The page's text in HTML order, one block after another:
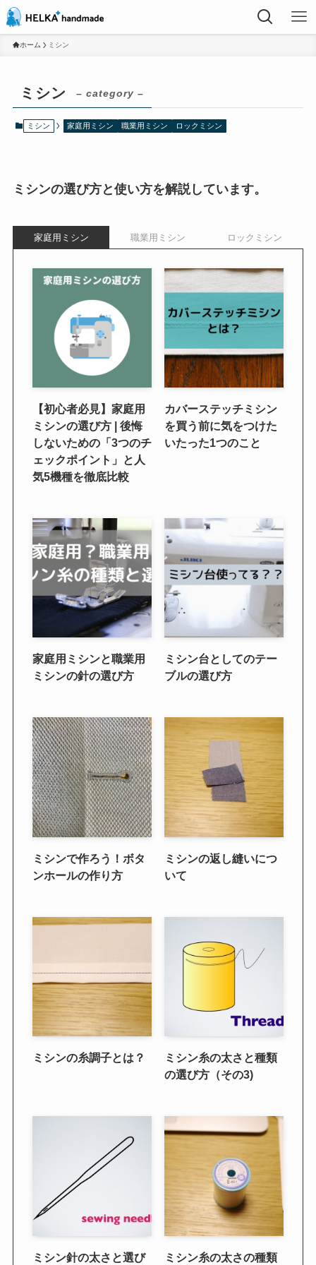
ホーム ミシン
ミシン – category –
ミシン 家庭用ミシン 職業用ミシン ロックミシン
ミシンの選び方と使い方を解説しています。
家庭用ミシン 職業用ミシン ロックミシン
【初心者必見】家庭用
ミシンの選び方 | 後悔
しないための「3つのチ
ェックポイント」と人
気5機種を徹底比較
カバーステッチミシン
を買う前に気をつけた
いたった1つのこと
家庭用ミシンと職業用
ミシンの針の選び方
ミシン台としてのテー
ブルの選び方
ミシンで作ろう！ボタ
ンホールの作り方
ミシンの返し縫いにつ
いて
ミシンの糸調子とは？
ミシン糸の太さと種類
の選び方（その3)
ミシン針の太さと選び ミシン糸の太さの種類